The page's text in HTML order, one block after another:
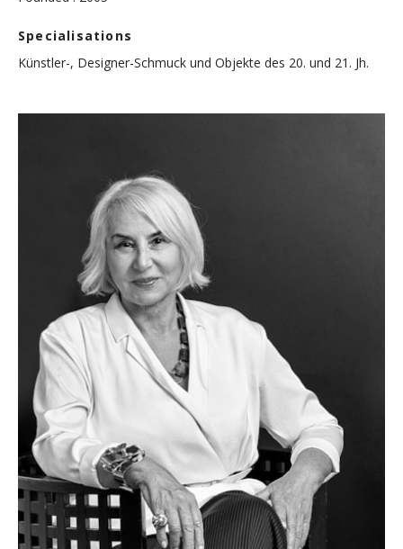
Specialisations
Künstler-, Designer-Schmuck und Objekte des 20. und 21. Jh.